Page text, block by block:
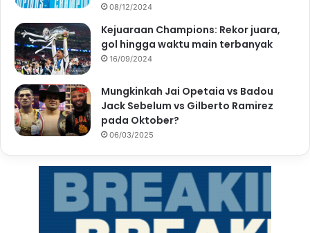
08/12/2024
Kejuaraan Champions: Rekor juara,
gol hingga waktu main terbanyak
16/09/2024
Mungkinkah Jai Opetaia vs Badou
Jack Sebelum vs Gilberto Ramirez
pada Oktober?
06/03/2025